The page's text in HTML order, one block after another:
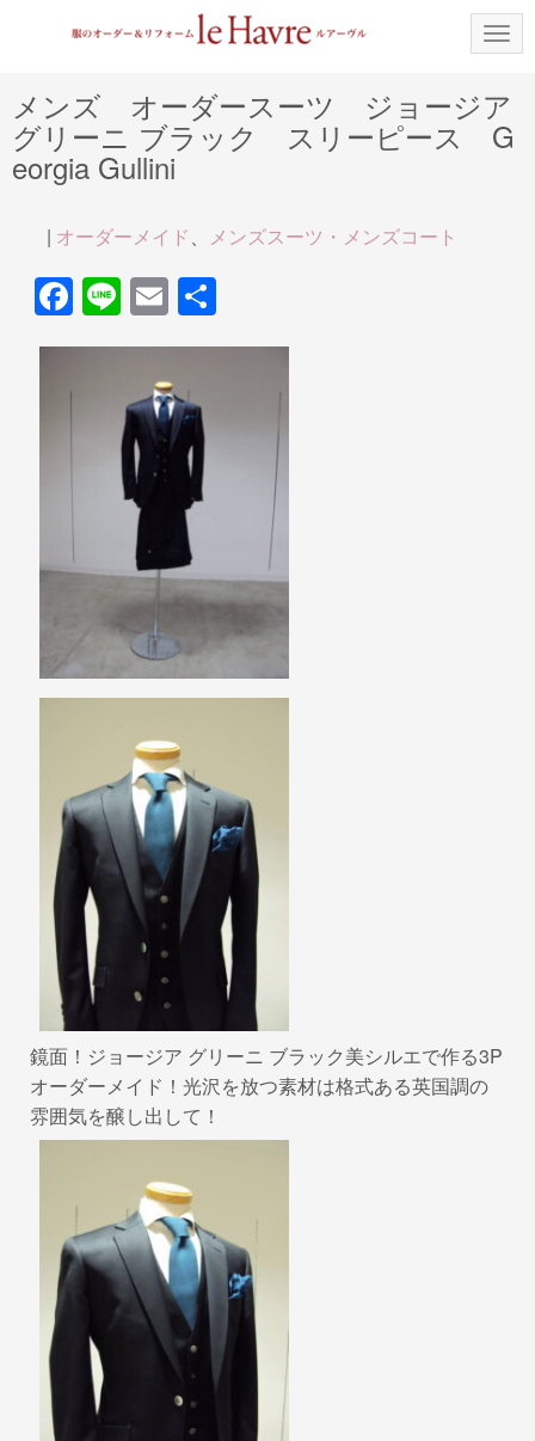
N
a
i
g
a
t
メンズ オーダースーツ ジョージア
グリーニ ブラック スリーピース G
eorgia Gullini
| オーダーメイド、 メンズスーツ・メンズコート
F
a
o
k
Li
n
E
m
ail
有
鏡面！ジョージア グリーニ ブラック美シルエで作る3P
オーダーメイド！光沢を放つ素材は格式ある英国調の
雰囲気を醸し出して！